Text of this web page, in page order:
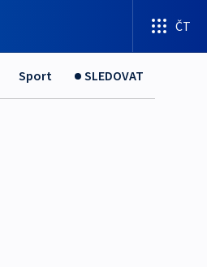
ČT
Sport SLEDOVAT